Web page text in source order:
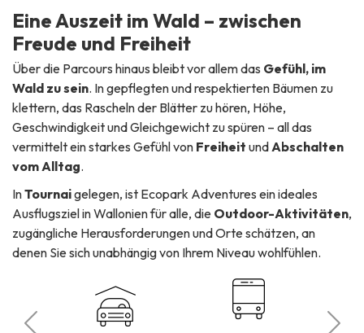
Eine Auszeit im Wald – zwischen
Freude und Freiheit
Über die Parcours hinaus bleibt vor allem das Gefühl, im
Wald zu sein. In gepflegten und respektierten Bäumen zu
klettern, das Rascheln der Blätter zu hören, Höhe,
Geschwindigkeit und Gleichgewicht zu spüren – all das
vermittelt ein starkes Gefühl von Freiheit und Abschalten
vom Alltag.
InTournaigelegen, ist Ecopark Adventures ein ideales
Ausflugsziel in Wallonien für alle, die Outdoor-Aktivitäten,
zugängliche Herausforderungen und Orte schätzen, an
denen Sie sich unabhängig von Ihrem Niveau wohlfühlen.